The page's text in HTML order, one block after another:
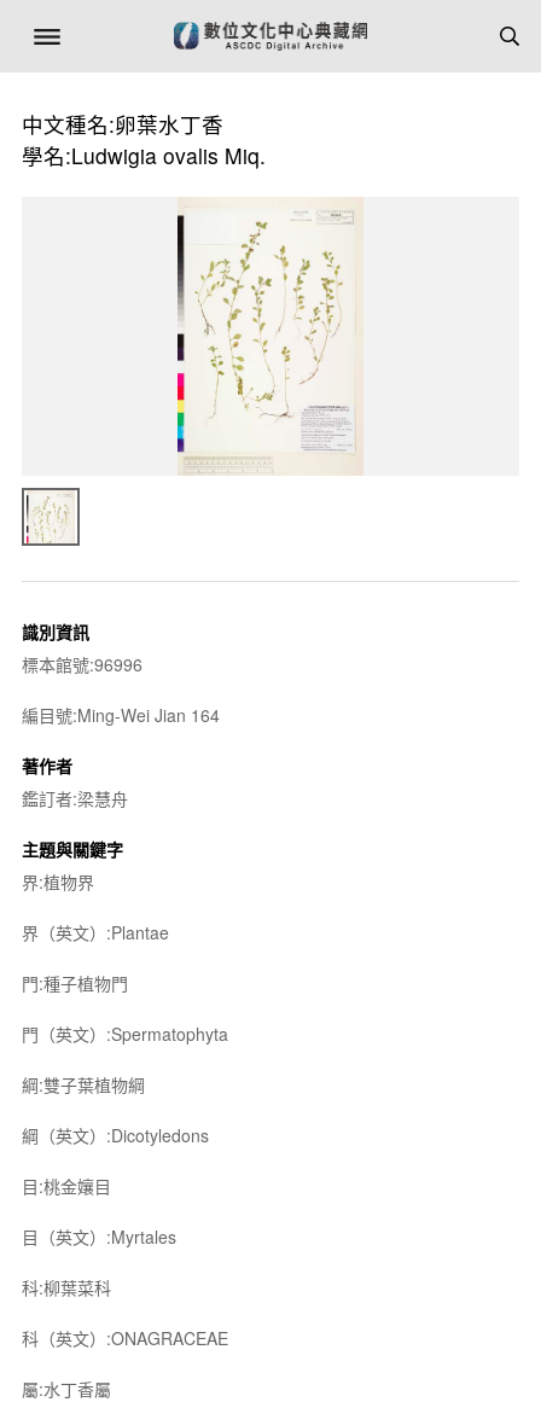
中文種名:卵葉水丁香
學名:Ludwigia ovalis Miq.
識別資訊
標本館號:96996
編目號:Ming-Wei Jian 164
著作者
鑑訂者:梁慧舟
主題與關鍵字
界:植物界
界（英文）:Plantae
門:種子植物門
門（英文）:Spermatophyta
綱:雙子葉植物綱
綱（英文）:Dicotyledons
目:桃金孃目
目（英文）:Myrtales
科:柳葉菜科
科（英文）:ONAGRACEAE
屬:水丁香屬